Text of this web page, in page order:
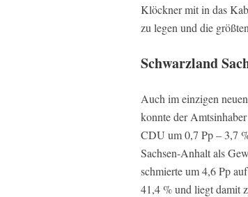
Klöckner mit in das
zu legen und die
Schwarzland
Auch im einzigen
konnte der
CDU um 0,7 Pp – 3,7
Sachsen-Anhalt als
schmierte um 4,6 Pp
41,4 % und liegt damit